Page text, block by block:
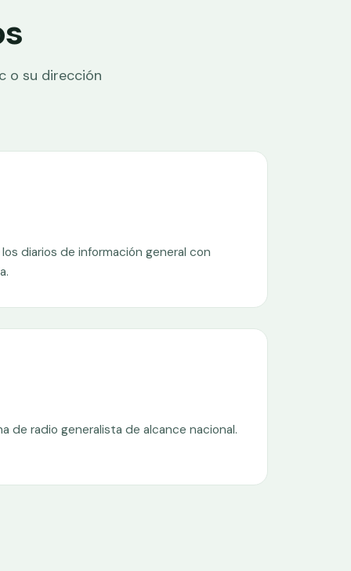
o su dirección
diarios de información general con
de radio generalista de alcance nacional.